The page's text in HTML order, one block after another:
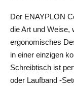
Der ENAYPLON
die Art und Weise,
ergonomisches
in einer einzigen
Schreibtisch ist
oder Laufband -